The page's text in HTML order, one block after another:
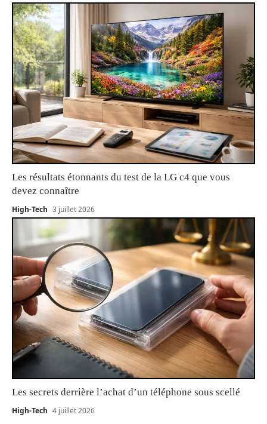
Les résultats étonnants du test de la LG c4 que vous
devez connaître
High-Tech 3 juillet 2026
Les secrets derrière l’achat d’un téléphone sous scellé
High-Tech 4 juillet 2026